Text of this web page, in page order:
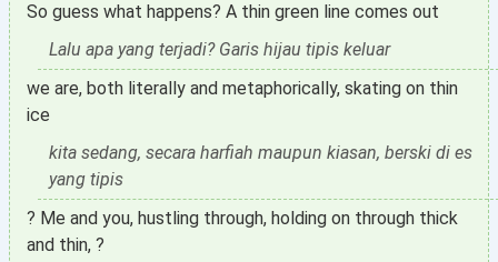
So guess what happens? A thin green line comes out
Lalu apa yang terjadi? Garis hijau tipis keluar
we are, both literally and metaphorically, skating on thin
ice
kita sedang, secara harfiah maupun kiasan, berski di es
yang tipis
? Me and you, hustling through, holding on through thick
and thin, ?